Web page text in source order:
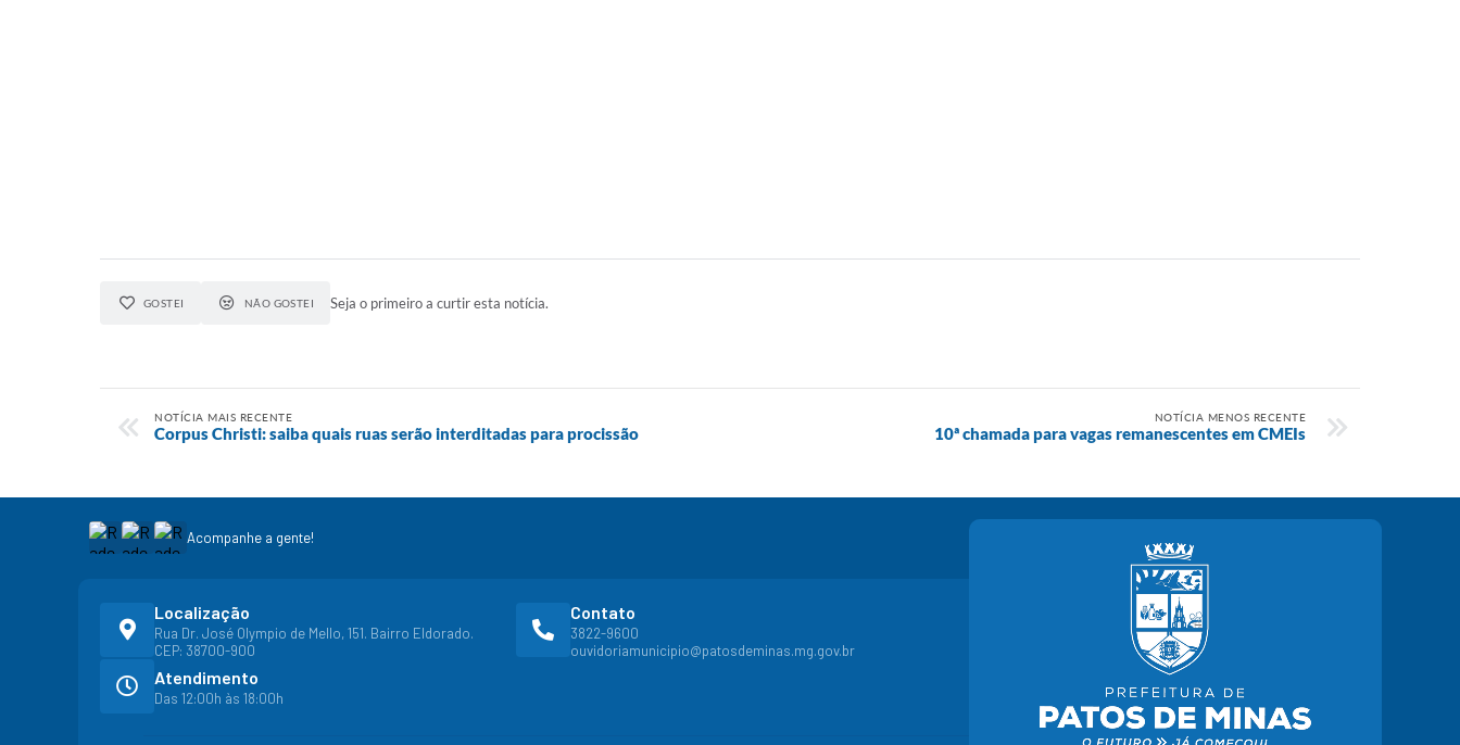
GOSTEI NÃO GOSTEI Seja o primeiro a curtir esta notícia.
NOTÍCIA MAIS RECENTE
Corpus Christi: saiba quais ruas serão interditadas para procissão
NOTÍCIA MENOS RECENTE
10ª chamada para vagas remanescentes em CMEIs
Acompanhe a gente!
Localização
Rua Dr. José Olympio de Mello, 151. Bairro Eldorado.
CEP: 38700-900
Contato
3822-9600
ouvidoriamunicipio@patosdeminas.mg.gov.br
Atendimento
Das 12:00h às 18:00h